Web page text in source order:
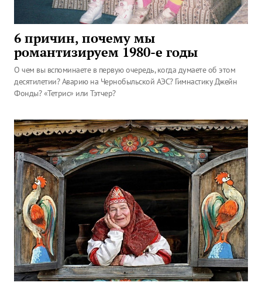
6 причин, почему мы
романтизируем 1980-е годы
О чем вы вспоминаете в первую очередь, когда думаете об этом
десятилетии? Аварию на Чернобыльской АЭС? Гимнастику Джейн
Фонды? «Тетрис» или Тэтчер?